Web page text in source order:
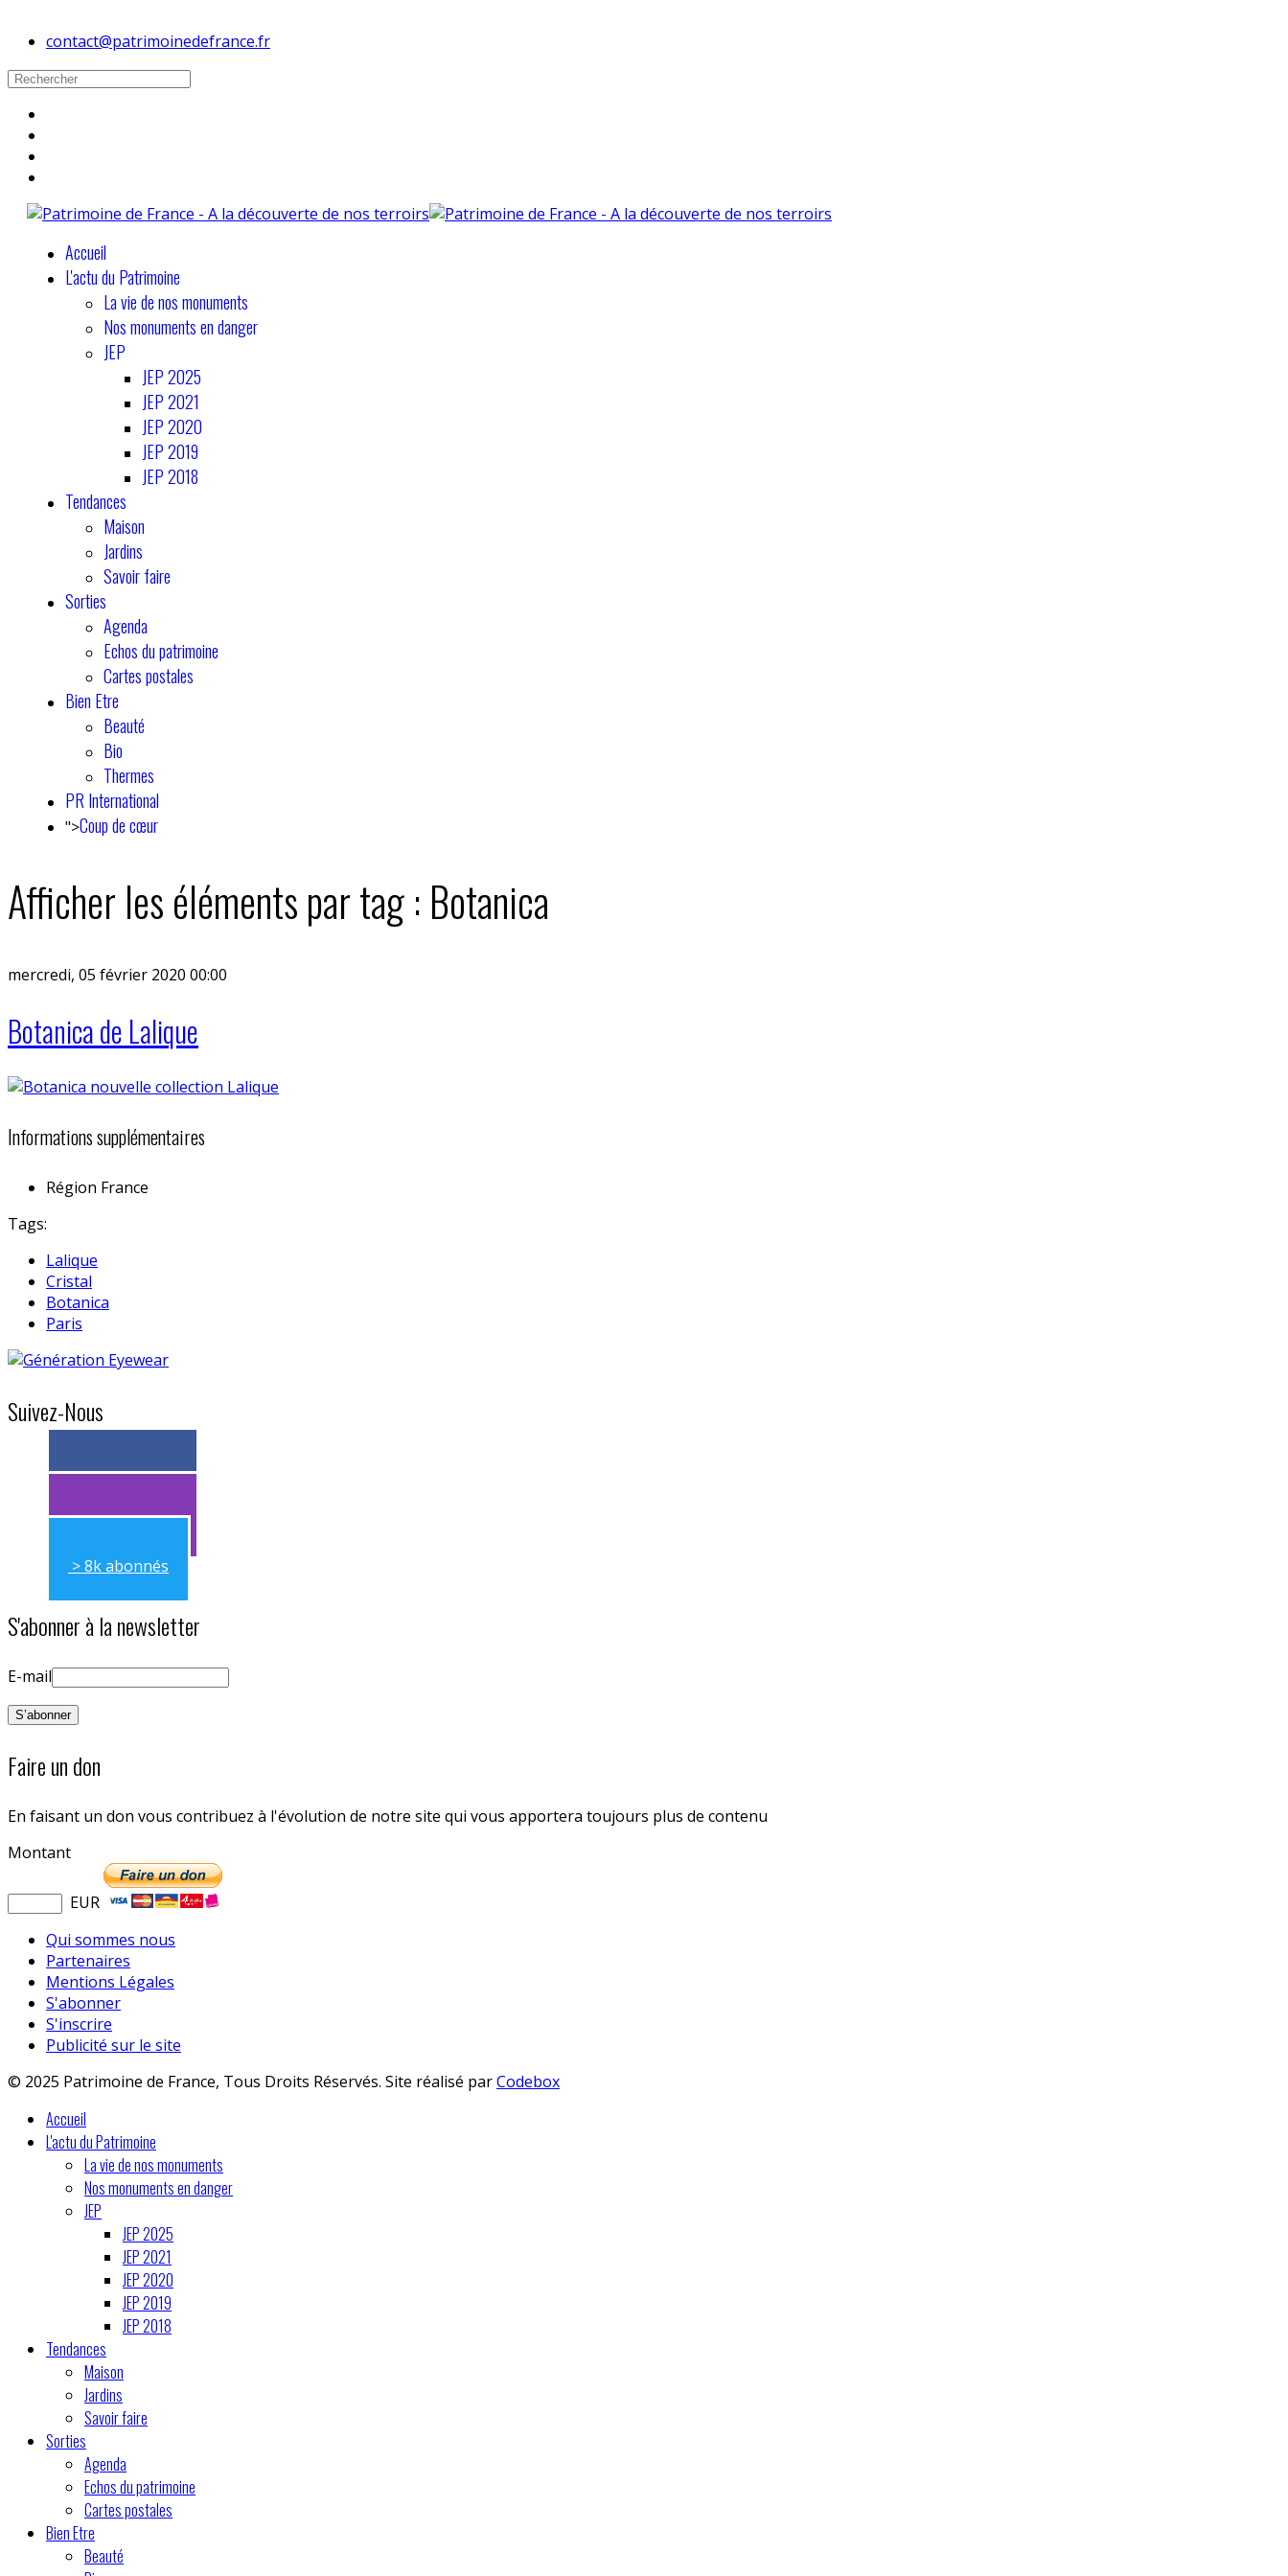
contact@patrimoinedefrance.fr
Accueil
L'actu du Patrimoine
La vie de nos monuments
Nos monuments en danger
JEP
JEP 2025
JEP 2021
JEP 2020
JEP 2019
JEP 2018
Tendances
Maison
Jardins
Savoir faire
Sorties
Agenda
Echos du patrimoine
Cartes postales
Bien Etre
Beauté
Bio
Thermes
PR International
">Coup de cœur
Afficher les éléments par tag : Botanica
mercredi, 05 février 2020 00:00
Botanica de Lalique
Informations supplémentaires
Région France
Tags:
Lalique
Cristal
Botanica
Paris
Suivez-Nous
> 11k abonnés
> 11k abonnés
> 8k abonnés
S'abonner à la newsletter
E-mail
Faire un don
En faisant un don vous contribuez à l'évolution de notre site qui vous apportera toujours plus de contenu
Montant
EUR
Qui sommes nous
Partenaires
Mentions Légales
S'abonner
S'inscrire
Publicité sur le site
© 2025 Patrimoine de France, Tous Droits Réservés. Site réalisé parCodebox
Accueil
L'actu du Patrimoine
La vie de nos monuments
Nos monuments en danger
JEP
JEP 2025
JEP 2021
JEP 2020
JEP 2019
JEP 2018
Tendances
Maison
Jardins
Savoir faire
Sorties
Agenda
Echos du patrimoine
Cartes postales
Bien Etre
Beauté